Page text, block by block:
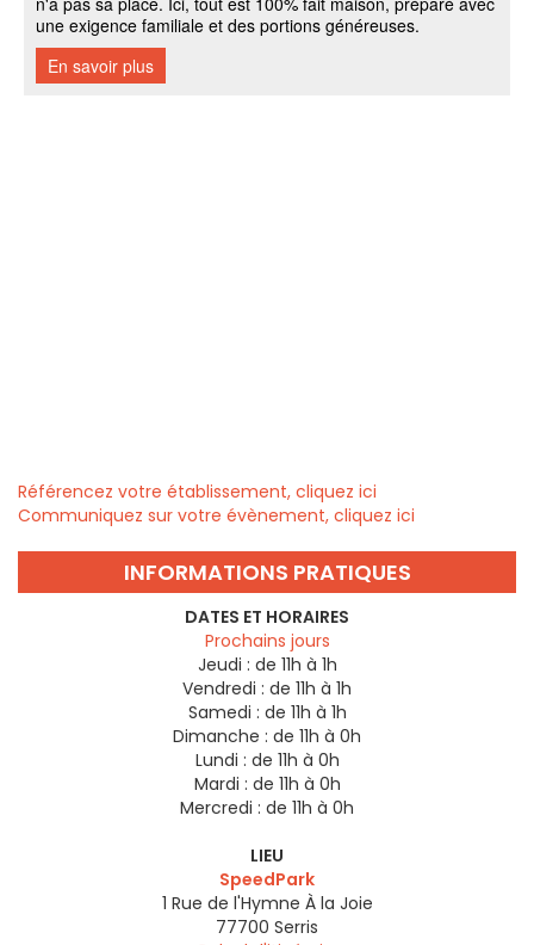
Référencez votre établissement, cliquez ici
Communiquez sur votre évènement, cliquez ici
INFORMATIONS PRATIQUES
DATES ET HORAIRES
Prochains jours
Jeudi : de 11h à 1h
Vendredi : de 11h à 1h
Samedi : de 11h à 1h
Dimanche : de 11h à 0h
Lundi : de 11h à 0h
Mardi : de 11h à 0h
Mercredi : de 11h à 0h
LIEU
SpeedPark
1 Rue de l'Hymne À la Joie
77700 Serris